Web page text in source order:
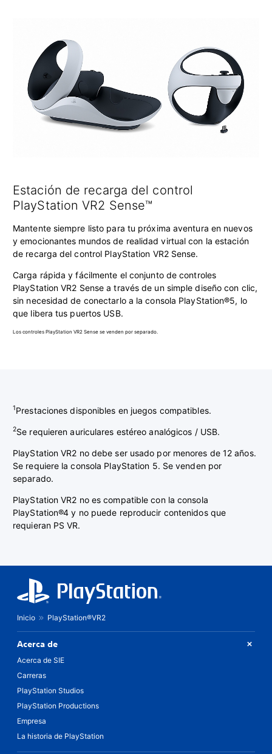
Estación de recarga del control
PlayStation VR2 Sense™
Mantente siempre listo para tu próxima aventura en nuevos
y emocionantes mundos de realidad virtual con la estación
de recarga del control PlayStation VR2 Sense.
Carga rápida y fácilmente el conjunto de controles
PlayStation VR2 Sense a través de un simple diseño con clic,
sin necesidad de conectarlo a la consola PlayStation®5, lo
que libera tus puertos USB.
Los controles PlayStation VR2 Sense se venden por separado.
1Prestaciones disponibles en juegos compatibles.
2Se requieren auriculares estéreo analógicos / USB.
PlayStation VR2 no debe ser usado por menores de 12 años.
Se requiere la consola PlayStation 5. Se venden por
separado.
PlayStation VR2 no es compatible con la consola
PlayStation®4 y no puede reproducir contenidos que
requieran PS VR.
Inicio PlayStation®VR2
Acerca de
Acerca de SIE
Carreras
PlayStation Studios
PlayStation Productions
Empresa
La historia de PlayStation